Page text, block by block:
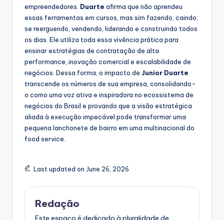
empreendedores. Duarte afirma que não aprendeu
essas ferramentas em cursos, mas sim fazendo, caindo,
se reerguendo, vendendo, liderando e construindo todos
os dias. Ele utiliza toda essa vivência prática para
ensinar estratégias de contratação de alta
performance, inovação comercial e escalabilidade de
negócios. Dessa forma, o impacto de Junior Duarte
transcende os números de sua empresa, consolidando-
o como uma voz ativa e inspiradora no ecossistema de
negócios do Brasil e provando que a visão estratégica
aliada à execução impecável pode transformar uma
pequena lanchonete de bairro em uma multinacional do
food service.
Last updated on June 26, 2026
Redação
Este espaço é dedicado à pluralidade de